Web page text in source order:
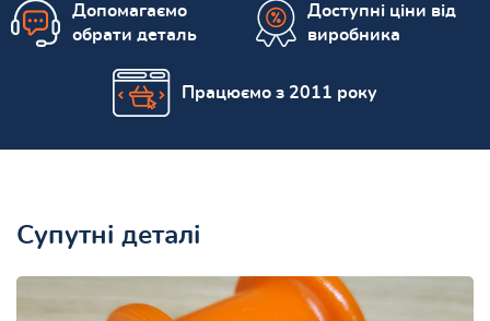
Допомагаємо
обрати деталь
Доступні ціни від
виробника
Працюємо з 2011 року
Супутні деталі